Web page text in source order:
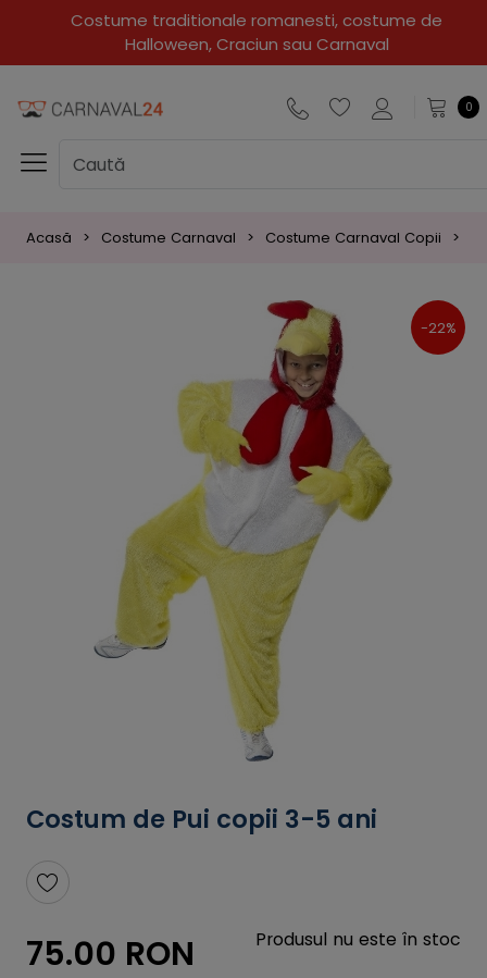
Costume traditionale romanesti, costume de
Halloween, Craciun sau Carnaval
0
Acasă Costume Carnaval Costume Carnaval Copii
-22%
Costum de Pui copii 3-5 ani
75.00 RON Produsul nu este în stoc